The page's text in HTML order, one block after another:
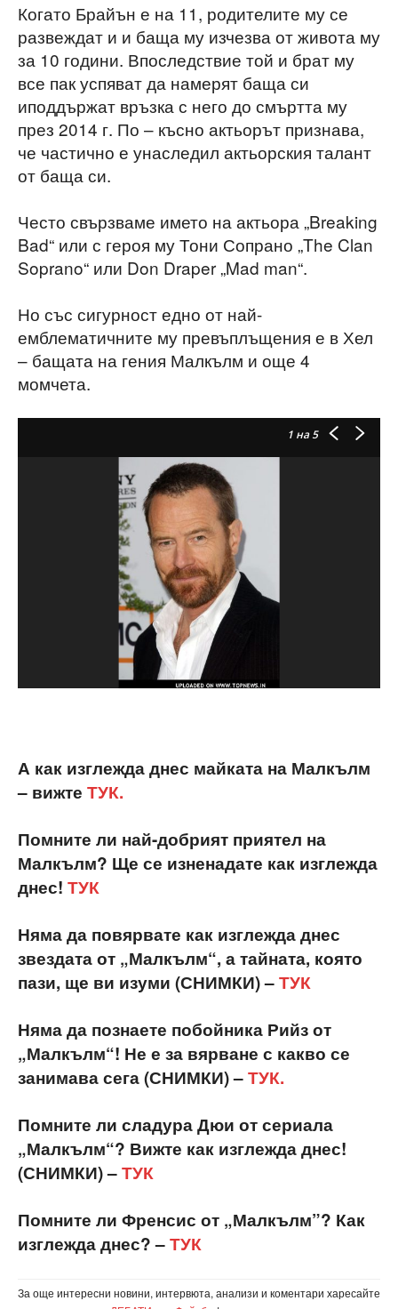
Когато Брайън е на 11, родителите му се
развеждат и и баща му изчезва от живота му
за 10 години. Впоследствие той и брат му
все пак успяват да намерят баща си
иподдържат връзка с него до смъртта му
през 2014 г. По – късно актьорът признава,
че частично е унаследил актьорския талант
от баща си.
Често свързваме името на актьора „Breaking
Bad“ или с героя му Тони Сопрано „The Clan
Soprano“ или Don Draper „Mad man“.
Но със сигурност едно от най-
емблематичните му превъплъщения е в Хел
– бащата на гения Малкълм и още 4
момчета.
1 на 5
А как изглежда днес майката на Малкълм
– вижте ТУК.
Помните ли най-добрият приятел на
Малкълм? Ще се изненадате как изглежда
днес! ТУК
Няма да повярвате как изглежда днес
звездата от „Малкълм“, а тайната, която
пази, ще ви изуми (СНИМКИ) –ТУК
Няма да познаете побойника Рийз от
„Малкълм“! Не е за вярване с какво се
занимава сега (СНИМКИ) –ТУК.
Помните ли сладура Дюи от сериала
„Малкълм“? Вижте как изглежда днес!
(СНИМКИ) –ТУК
Помните ли Френсис от „Малкълм”? Как
изглежда днес? –ТУК
За още интересни новини, интервюта, анализи и коментари харесайте